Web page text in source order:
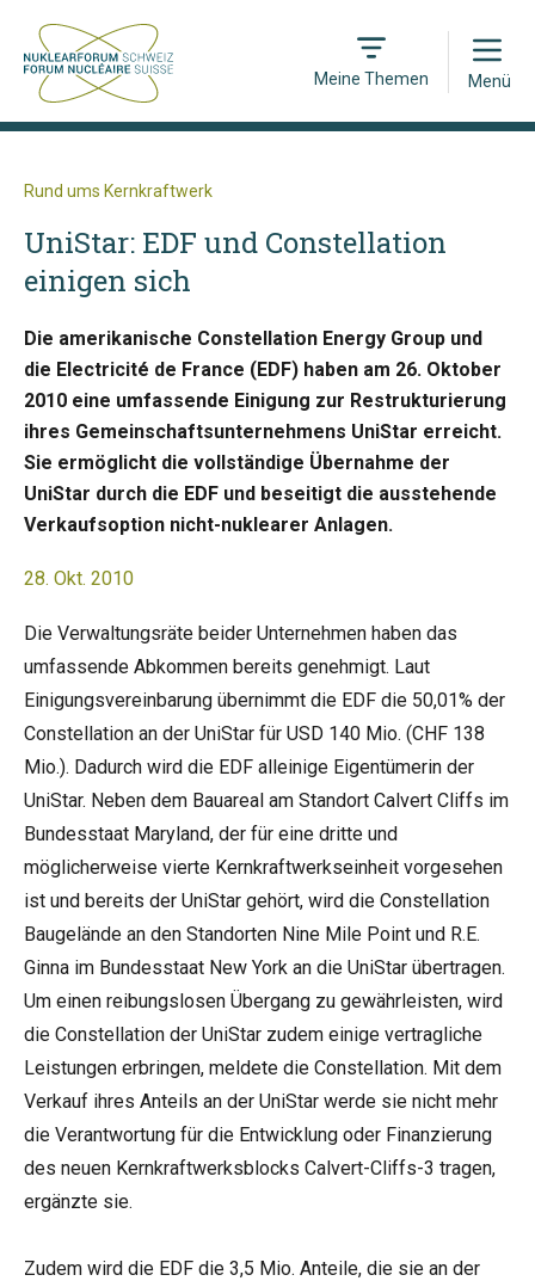
Meine Themen
Open
Menü
Rund ums Kernkraftwerk
UniStar: EDF und Constellation
einigen sich
Die amerikanische Constellation Energy Group und
die Electricité de France (EDF) haben am 26. Oktober
2010 eine umfassende Einigung zur Restrukturierung
ihres Gemeinschaftsunternehmens UniStar erreicht.
Sie ermöglicht die vollständige Übernahme der
UniStar durch die EDF und beseitigt die ausstehende
Verkaufsoption nicht-nuklearer Anlagen.
28. Okt. 2010
Die Verwaltungsräte beider Unternehmen haben das
umfassende Abkommen bereits genehmigt. Laut
Einigungsvereinbarung übernimmt die EDF die 50,01% der
Constellation an der UniStar für USD 140 Mio. (CHF 138
Mio.). Dadurch wird die EDF alleinige Eigentümerin der
UniStar. Neben dem Bauareal am Standort Calvert Cliffs im
Bundesstaat Maryland, der für eine dritte und
möglicherweise vierte Kernkraftwerkseinheit vorgesehen
ist und bereits der UniStar gehört, wird die Constellation
Baugelände an den Standorten Nine Mile Point und R.E.
Ginna im Bundesstaat New York an die UniStar übertragen.
Um einen reibungslosen Übergang zu gewährleisten, wird
die Constellation der UniStar zudem einige vertragliche
Leistungen erbringen, meldete die Constellation. Mit dem
Verkauf ihres Anteils an der UniStar werde sie nicht mehr
die Verantwortung für die Entwicklung oder Finanzierung
des neuen Kernkraftwerksblocks Calvert-Cliffs-3 tragen,
ergänzte sie.
Zudem wird die EDF die 3,5 Mio. Anteile, die sie an der